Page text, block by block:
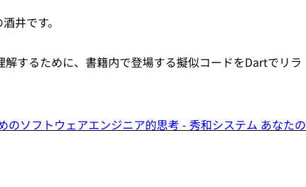
井です。
解するために、書籍内で登場する擬似コードをDartでリラ
ソフトウェアエンジニア的思考 - 秀和システム あなたの